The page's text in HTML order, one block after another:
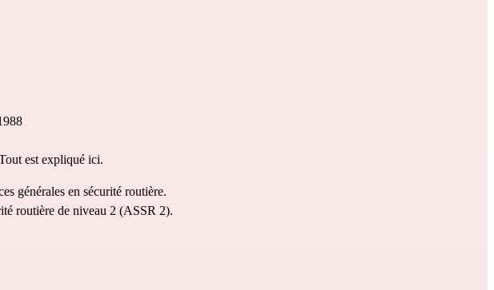
est expliqué ici.
générales en sécurité routière.
routière de niveau 2 (ASSR 2).